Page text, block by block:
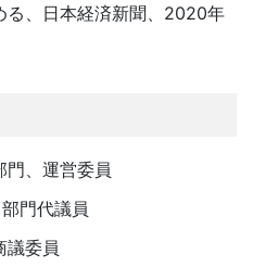
る、日本経済新聞、2020年
門、運営委員
門代議員
議委員